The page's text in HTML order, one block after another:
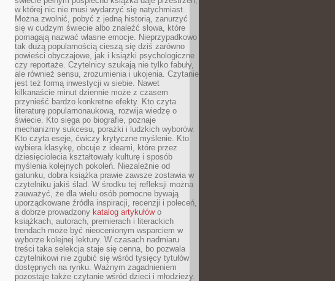
w której nic nie musi wydarzyć się natychmiast.
Można zwolnić, pobyć z jedną historią, zanurzyć
się w cudzym świecie albo znaleźć słowa, które
pomagają nazwać własne emocje. Nieprzypadkowo
tak dużą popularnością cieszą się dziś zarówno
powieści obyczajowe, jak i książki psychologiczne
czy reportaże. Czytelnicy szukają nie tylko fabuły,
ale również sensu, zrozumienia i ukojenia. Czytanie
jest też formą inwestycji w siebie. Nawet
kilkanaście minut dziennie może z czasem
przynieść bardzo konkretne efekty. Kto czyta
literaturę popularnonaukową, rozwija wiedzę o
świecie. Kto sięga po biografie, poznaje
mechanizmy sukcesu, porażki i ludzkich wyborów.
Kto czyta eseje, ćwiczy krytyczne myślenie. Kto
wybiera klasykę, obcuje z ideami, które przez
dziesięciolecia kształtowały kulturę i sposób
myślenia kolejnych pokoleń. Niezależnie od
gatunku, dobra książka prawie zawsze zostawia w
czytelniku jakiś ślad. W środku tej refleksji można
zauważyć, że dla wielu osób pomocne bywają
uporządkowane źródła inspiracji, recenzji i poleceń,
a dobrze prowadzony katalog artykułówo
książkach, autorach, premierach i literackich
trendach może być nieocenionym wsparciem w
wyborze kolejnej lektury. W czasach nadmiaru
treści taka selekcja staje się cenna, bo pozwala
czytelnikowi nie zgubić się wśród tysięcy tytułów
dostępnych na rynku. Ważnym zagadnieniem
pozostaje także czytanie wśród dzieci i młodzieży.